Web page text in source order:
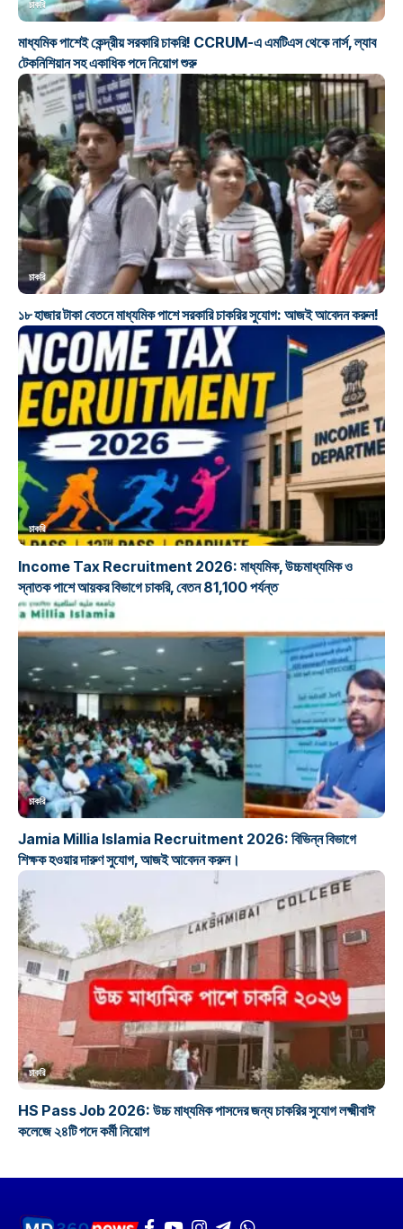
চাকরি
মাধ্যমিক পাশেই কেন্দ্রীয় সরকারি চাকরি! CCRUM-এ এমটিএস থেকে নার্স, ল্যাব
টেকনিশিয়ান সহ একাধিক পদে নিয়োগ শুরু
চাকরি
১৮ হাজার টাকা বেতনে মাধ্যমিক পাশে সরকারি চাকরির সুযোগ: আজই আবেদন করুন!
চাকরি
Income Tax Recruitment 2026: মাধ্যমিক, উচ্চমাধ্যমিক ও
স্নাতক পাশে আয়কর বিভাগে চাকরি, বেতন 81,100 পর্যন্ত
চাকরি
Jamia Millia Islamia Recruitment 2026: বিভিন্ন বিভাগে
শিক্ষক হওয়ার দারুণ সুযোগ, আজই আবেদন করুন।
চাকরি
HS Pass Job 2026: উচ্চ মাধ্যমিক পাসদের জন্য চাকরির সুযোগ লক্ষ্মীবাঈ
কলেজে ২৪টি পদে কর্মী নিয়োগ